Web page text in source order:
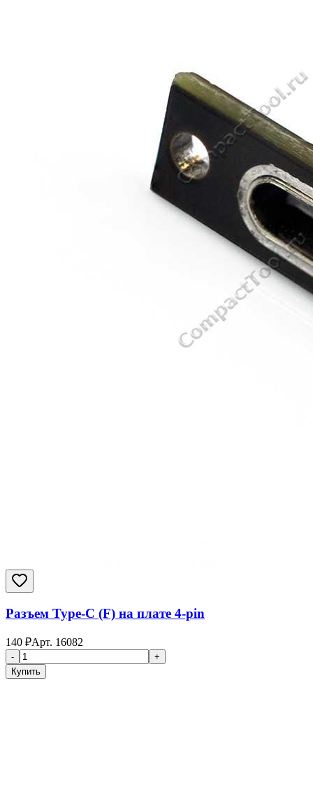
Разъем Type-C (F) на плате 4-pin
140 ₽Арт. 16082
-
+
Купить